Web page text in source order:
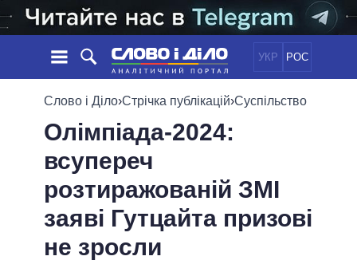
УКР РОС
НОВИНИ
СТРІЧКА
ПОДІЇ
СТАТТІ
ДУМКИ
ОГЛЯДИ
ДАЙДЖЕСТИ
ПОЛІТИКА
СУСПІЛЬСТВО
ОБIЦЯНКИ
ПОЛIТИКИ
УСІ ПОЛІТИКИ
ПРЕЗИДЕНТ І ОФІС
ВЕРХОВНА РАДА
ІНФОГРАФІКА
ВІДЕО
Слово і Діло›Стрічка публікацій›Суспільство
Олімпіада-2024:
всупереч
розтиражованій ЗМІ
заяві Гутцайта призові
не зросли